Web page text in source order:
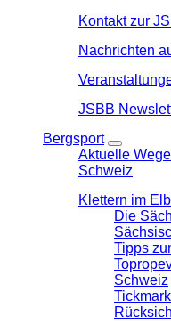
Kontakt zur
Nachrichten
JSBB
Bergsport
Aktuelle
Schweiz
Klettern im
Die
Tipps
Schweiz